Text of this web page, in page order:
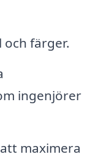
och färger.
ingenjörer
maximera